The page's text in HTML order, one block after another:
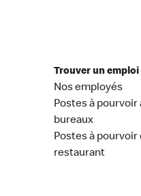
Trouver un emploi
Nos employés
Postes à pourvoir
bureaux
Postes à pourvoir
restaurant